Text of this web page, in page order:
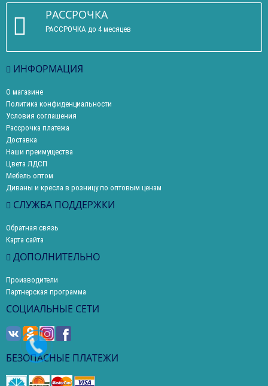
РАССРОЧКА
РАССРОЧКА до 4 месяцев
ИНФОРМАЦИЯ
О магазине
Политика конфиденциальности
Условия соглашения
Рассрочка платежа
Доставка
Наши преимущества
Цвета ЛДСП
Мебель оптом
Диваны и кресла в розницу по оптовым ценам
СЛУЖБА ПОДДЕРЖКИ
Обратная связь
Карта сайта
ДОПОЛНИТЕЛЬНО
Производители
Партнерская программа
СОЦИАЛЬНЫЕ СЕТИ
БЕЗОПАСНЫЕ ПЛАТЕЖИ